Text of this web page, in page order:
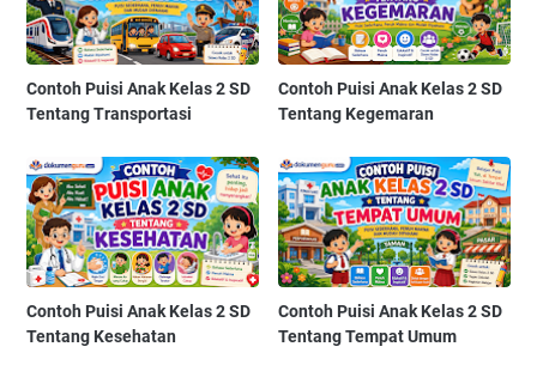
Contoh Puisi Anak Kelas 2 SD
Tentang Transportasi
Contoh Puisi Anak Kelas 2 SD
Tentang Kegemaran
Contoh Puisi Anak Kelas 2 SD
Tentang Kesehatan
Contoh Puisi Anak Kelas 2 SD
Tentang Tempat Umum